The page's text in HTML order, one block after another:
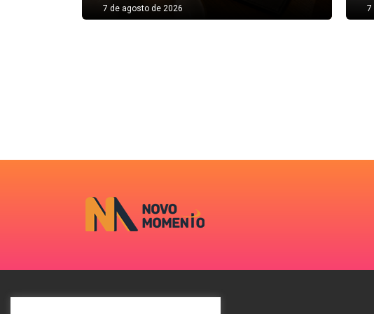
7 de agosto de 2026 7